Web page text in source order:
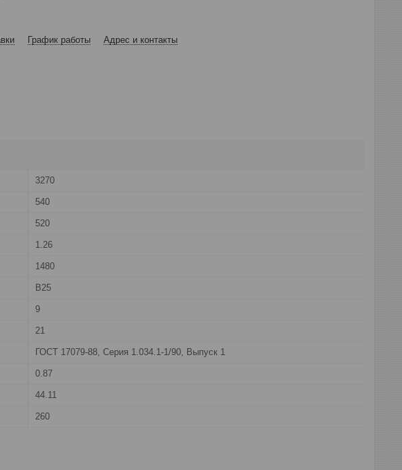
График работы Адрес и контакты
3270
540
520
1.26
1480
В25
9
21
ГОСТ 17079-88, Серия 1.034.1-1/90, Выпуск 1
0.87
44.11
260